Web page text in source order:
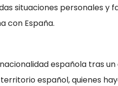
situaciones personales y
con España.
española tras
español, quienes